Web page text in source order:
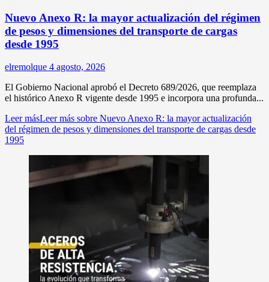
Nuevo Anexo R: la mayor actualización del régimen
de pesos y dimensiones del transporte de cargas
desde 1995
elremolque 4 agosto, 2026
El Gobierno Nacional aprobó el Decreto 689/2026, que reemplaza
el histórico Anexo R vigente desde 1995 e incorpora una profunda...
Leer másLeer más sobre Nuevo Anexo R: la mayor actualización
del régimen de pesos y dimensiones del transporte de cargas desde
1995